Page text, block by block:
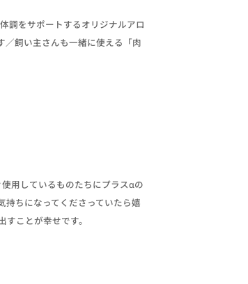
調をサポートするオリジナルアロ
／飼い主さんも一緒に使える「肉
用しているものたちにプラスαの
ちになってくださっていたら嬉
ことが幸せです。